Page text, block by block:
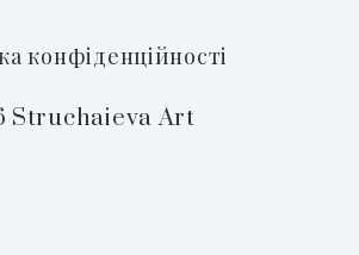
конфіденційності
Struchaieva Art